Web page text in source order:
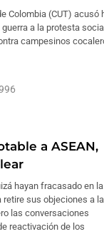
Colombia (CUT) acusó
a la protesta
campesinos
a ASEAN,
hayan fracasado en la
retire sus objeciones a la
las conversaciones
reactivación de los